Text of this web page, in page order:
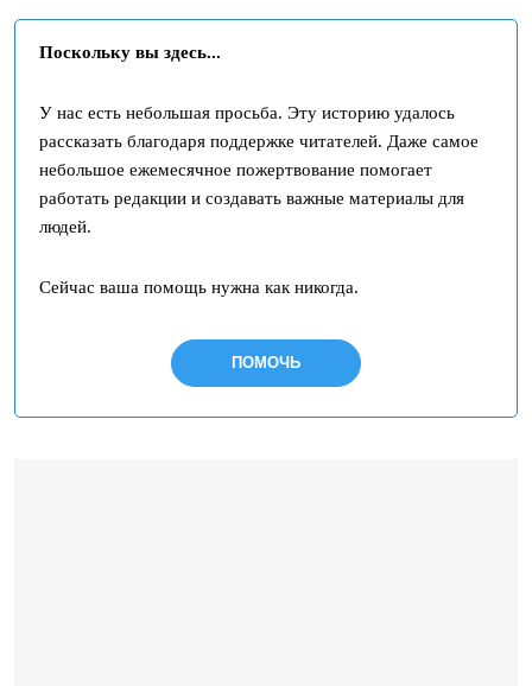
Поскольку вы здесь...
У нас есть небольшая просьба. Эту историю удалось
рассказать благодаря поддержке читателей. Даже самое
небольшое ежемесячное пожертвование помогает
работать редакции и создавать важные материалы для
людей.
Сейчас ваша помощь нужна как никогда.
ПОМОЧЬ